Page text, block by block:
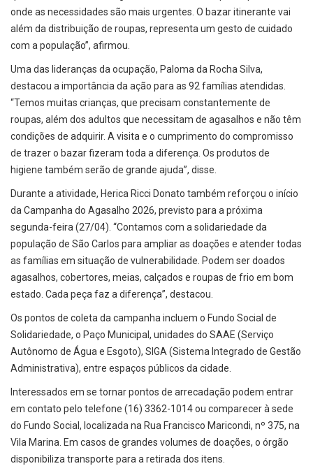
onde as necessidades são mais urgentes. O bazar itinerante vai
além da distribuição de roupas, representa um gesto de cuidado
com a população”, afirmou.
Uma das lideranças da ocupação, Paloma da Rocha Silva,
destacou a importância da ação para as 92 famílias atendidas.
“Temos muitas crianças, que precisam constantemente de
roupas, além dos adultos que necessitam de agasalhos e não têm
condições de adquirir. A visita e o cumprimento do compromisso
de trazer o bazar fizeram toda a diferença. Os produtos de
higiene também serão de grande ajuda”, disse.
Durante a atividade, Herica Ricci Donato também reforçou o início
da Campanha do Agasalho 2026, previsto para a próxima
segunda-feira (27/04). “Contamos com a solidariedade da
população de São Carlos para ampliar as doações e atender todas
as famílias em situação de vulnerabilidade. Podem ser doados
agasalhos, cobertores, meias, calçados e roupas de frio em bom
estado. Cada peça faz a diferença”, destacou.
Os pontos de coleta da campanha incluem o Fundo Social de
Solidariedade, o Paço Municipal, unidades do SAAE (Serviço
Autônomo de Água e Esgoto), SIGA (Sistema Integrado de Gestão
Administrativa), entre espaços públicos da cidade.
Interessados em se tornar pontos de arrecadação podem entrar
em contato pelo telefone (16) 3362-1014 ou comparecer à sede
do Fundo Social, localizada na Rua Francisco Maricondi, nº 375, na
Vila Marina. Em casos de grandes volumes de doações, o órgão
disponibiliza transporte para a retirada dos itens.